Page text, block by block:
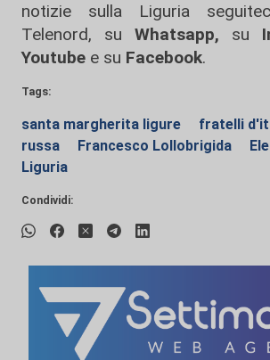
notizie sulla Liguria
Telenord, su
Whatsapp, su
Youtube e su Facebook.
Tags:
santa margherita ligure fratelli
russa
Francesco Lollobrigida
Liguria
Condividi: